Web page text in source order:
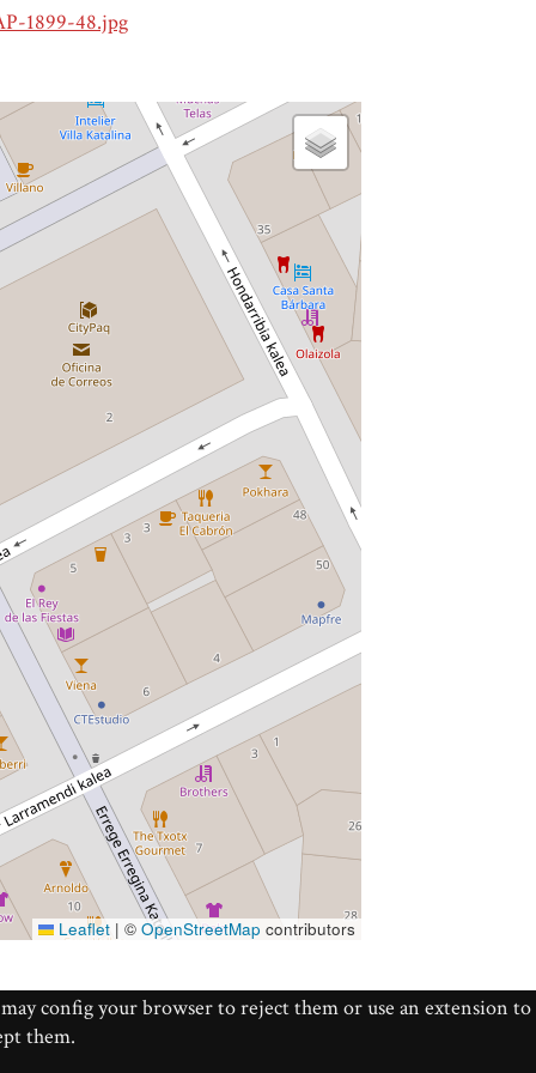
config your browser to reject them or use an extension to
them.
1899-48.jpg
Leaflet | © OpenStreetMap contributors